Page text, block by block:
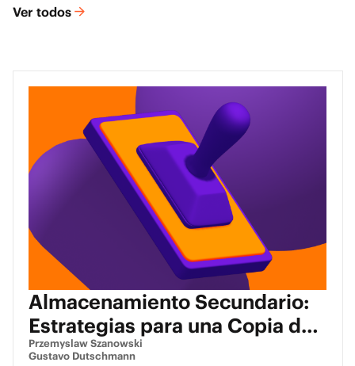
Ver todos
Almacenamiento Secundario:
Estrategias para una Copia de
Seguridad de Datos Mejorada
Przemyslaw Szanowski
Gustavo Dutschmann